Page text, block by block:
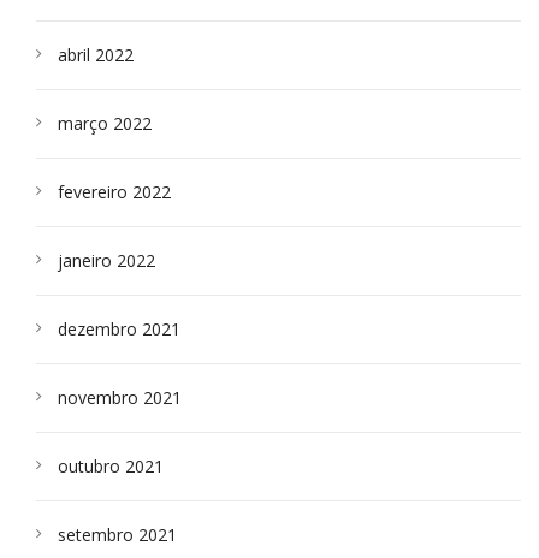
abril 2022
março 2022
fevereiro 2022
janeiro 2022
dezembro 2021
novembro 2021
outubro 2021
setembro 2021